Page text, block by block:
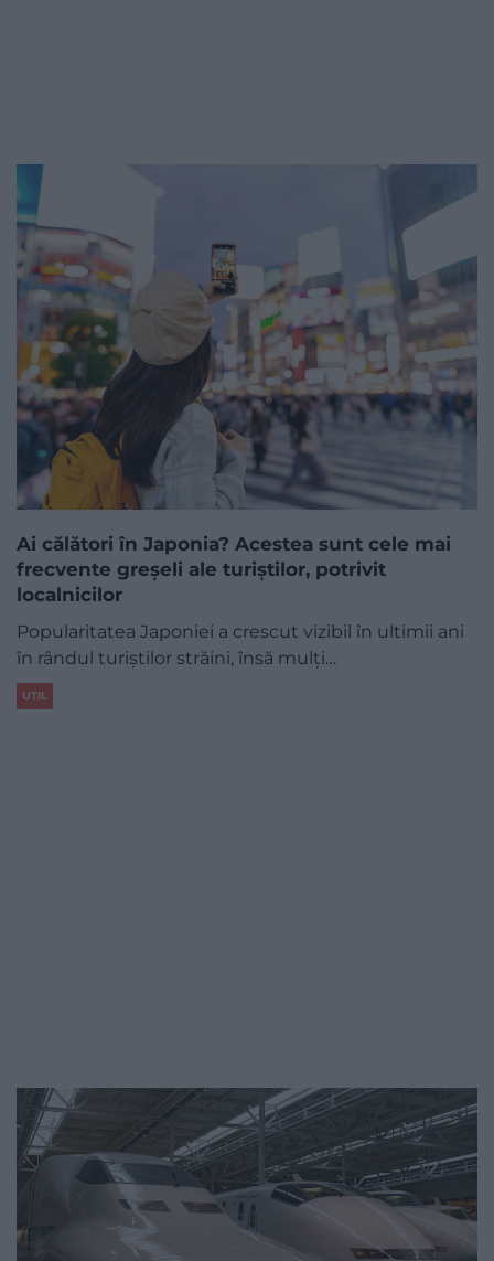
Ai călători în Japonia? Acestea sunt cele mai
frecvente greșeli ale turiștilor, potrivit
localnicilor
Popularitatea Japoniei a crescut vizibil în ultimii ani
în rândul turiștilor străini, însă mulți…
UTIL